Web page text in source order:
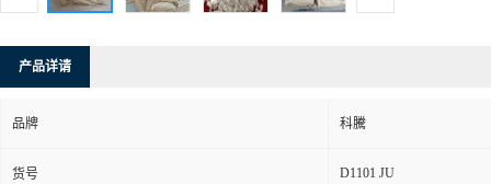
产品详请
品牌 科騰
货号 D1101 JU